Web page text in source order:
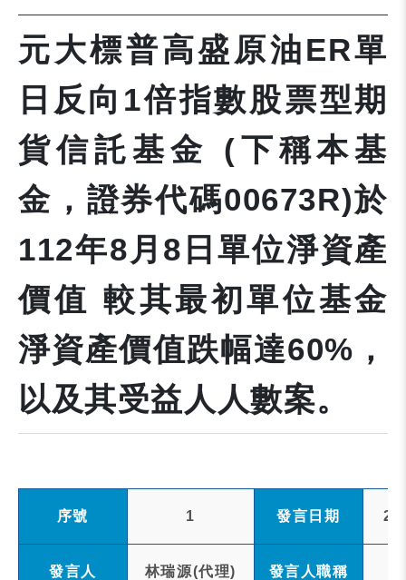
元大標普高盛原油ER單
日反向1倍指數股票型期
貨信託基金 (下稱本基
金，證券代碼00673R)於
112年8月8日單位淨資產
價值 較其最初單位基金
淨資產價值跌幅達60%，
以及其受益人人數案。
序號 1 發言日期
發言人 林瑞源(代理) 發言人職稱